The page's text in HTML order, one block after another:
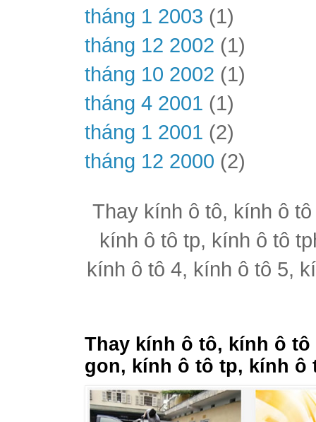
tháng 1 2003 (1)
tháng 12 2002 (1)
tháng 10 2002 (1)
tháng 4 2001 (1)
tháng 1 2001 (2)
tháng 12 2000 (2)
Thay kính ô tô, kính ô
kính ô tô tp, kính ô tô
kính ô tô 4, kính ô tô 5,
Thay kính ô tô, kính ô
gon, kính ô tô tp, kính ô